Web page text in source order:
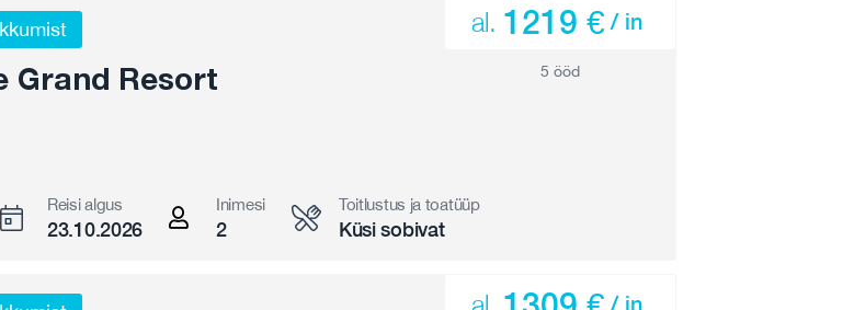
Grand Resort
al. 1219 € / in
5 ööd
Reisi algus
23.10.2026
Inimesi
2
Toitlustus ja toatüüp
Küsi sobivat
/ in